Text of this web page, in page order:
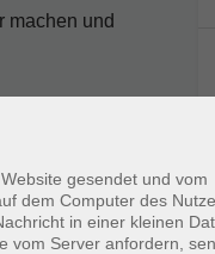
machen und
oder Stifte
Arbeiten
gesendet und vom
dem Computer des
in einer kleinen
vom Server anfordern,